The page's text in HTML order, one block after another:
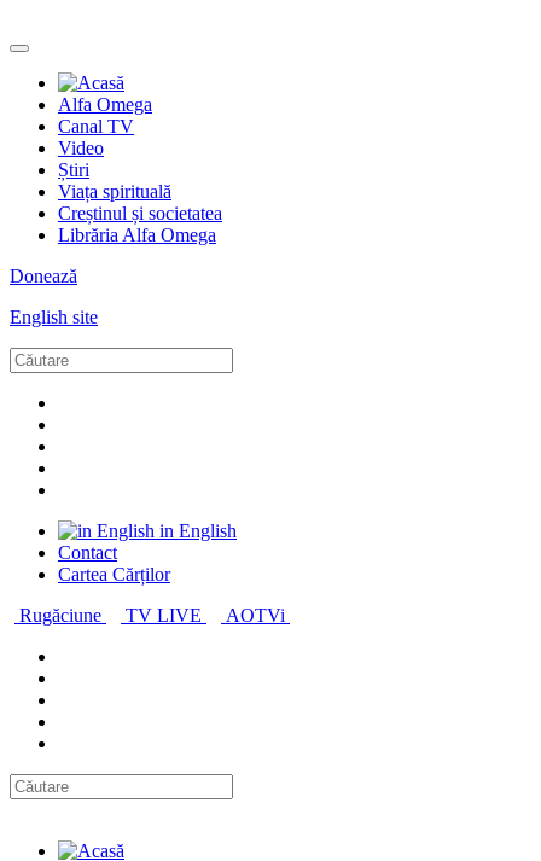
Alfa Omega
Canal TV
Video
Știri
Viața spirituală
Creștinul și societatea
Librăria Alfa Omega
Donează
English site
in English
Contact
Cartea Cărților
Rugăciune
TV LIVE AOTVi